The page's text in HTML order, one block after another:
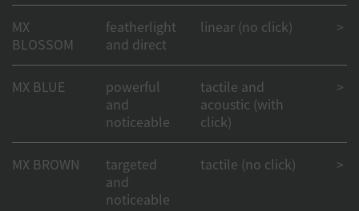
MX
BLOSSOM
featherlight
and direct
linear (no click) >
MX BLUE
powerful
and
noticeable
tactile and
acoustic (with
click)
>
MX BROWN
targeted
and
noticeable
tactile (no click) >